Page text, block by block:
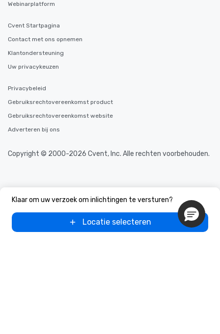
Klaar om uw verzoek om inlichtingen te versturen?
Locatie selecteren
Webinarplatform
Cvent Startpagina
Contact met ons opnemen
Klantondersteuning
Uw privacykeuzen
Privacybeleid
Gebruiksrechtovereenkomst product
Gebruiksrechtovereenkomst website
Adverteren bij ons
Copyright © 2000-2026 Cvent, Inc. Alle rechten voorbehouden.